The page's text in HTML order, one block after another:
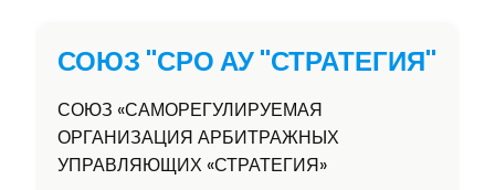
СОЮЗ "СРО АУ "СТРАТЕГИЯ"
СОЮЗ «САМОРЕГУЛИРУЕМАЯ
ОРГАНИЗАЦИЯ АРБИТРАЖНЫХ
УПРАВЛЯЮЩИХ «СТРАТЕГИЯ»